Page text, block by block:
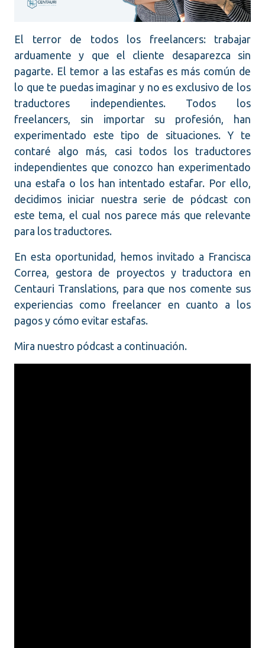
El terror de todos los freelancers: trabajar
arduamente y que el cliente desaparezca sin
pagarte. El temor a las estafas es más común de
lo que te puedas imaginar y no es exclusivo de los
traductores independientes. Todos los
freelancers, sin importar su profesión, han
experimentado este tipo de situaciones. Y te
contaré algo más, casi todos los traductores
independientes que conozco han experimentado
una estafa o los han intentado estafar. Por ello,
decidimos iniciar nuestra serie de pódcast con
este tema, el cual nos parece más que relevante
para los traductores.
En esta oportunidad, hemos invitado a Francisca
Correa, gestora de proyectos y traductora en
Centauri Translations, para que nos comente sus
experiencias como freelancer en cuanto a los
pagos y cómo evitar estafas.
Mira nuestro pódcast a continuación.